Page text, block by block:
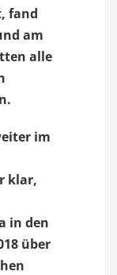
fand
am
alle
im
klar,
in den
über